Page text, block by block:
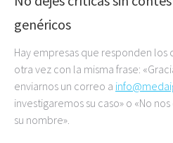
genéricos
Hay empresas que responden los
otra vez con la misma frase:
enviarnos un correo a
investigaremos su caso» o «No
su nombre».